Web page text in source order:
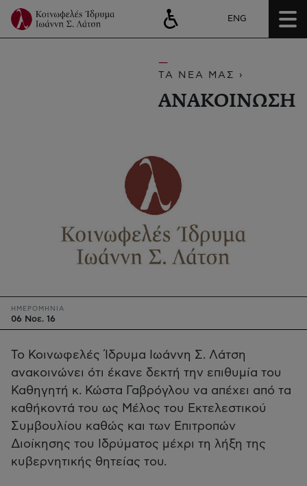
ENG
ΤΑ ΝΕΑ ΜΑΣ ›
ΑΝΑΚΟΙΝΩΣΗ
ΗΜΕΡΟΜΗΝΙΑ
06 Νοε. 16
Το Κοινωφελές Ίδρυμα Ιωάννη Σ. Λάτση
ανακοινώνει ότι έκανε δεκτή την επιθυμία του
Καθηγητή κ. Κώστα Γαβρόγλου να απέχει από τα
καθήκοντά του ως Μέλος του Εκτελεστικού
Συμβουλίου καθώς και των Επιτροπών
Διοίκησης του Ιδρύματος μέχρι τη λήξη της
κυβερνητικής θητείας του.